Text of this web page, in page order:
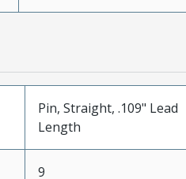
Pin, Straight, .109" Lead
Length
9